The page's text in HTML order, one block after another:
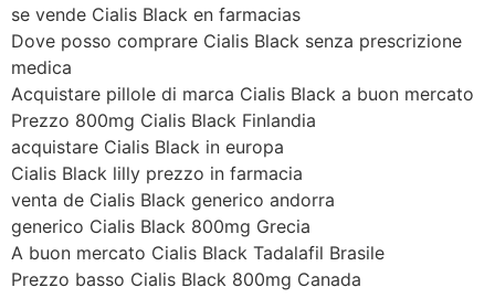
se vende Cialis Black en farmacias
Dove posso comprare Cialis Black senza prescrizione
medica
Acquistare pillole di marca Cialis Black a buon mercato
Prezzo 800mg Cialis Black Finlandia
acquistare Cialis Black in europa
Cialis Black lilly prezzo in farmacia
venta de Cialis Black generico andorra
generico Cialis Black 800mg Grecia
A buon mercato Cialis Black Tadalafil Brasile
Prezzo basso Cialis Black 800mg Canada